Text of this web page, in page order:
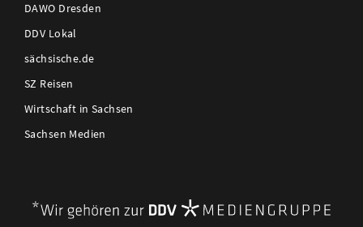
DAWO Dresden
DDV Lokal
sächsische.de
SZ Reisen
Wirtschaft in Sachsen
Sachsen Medien